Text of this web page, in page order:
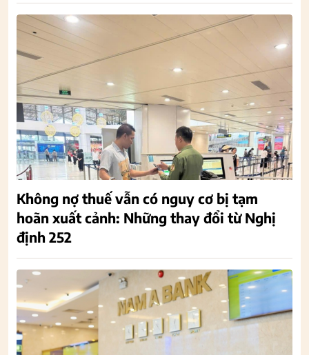
Không nợ thuế vẫn có nguy cơ bị tạm
hoãn xuất cảnh: Những thay đổi từ Nghị
định 252